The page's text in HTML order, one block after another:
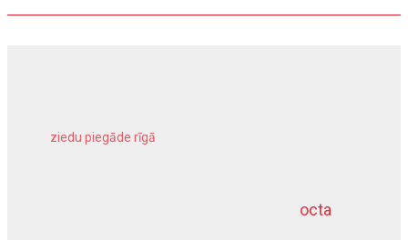
octa
ziedu piegāde rīgā
dziļurbums